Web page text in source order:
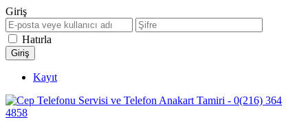
Giriş
Hatırla
Kayıt